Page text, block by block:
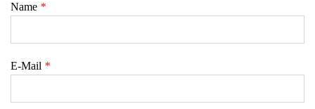
Name *
E-Mail *